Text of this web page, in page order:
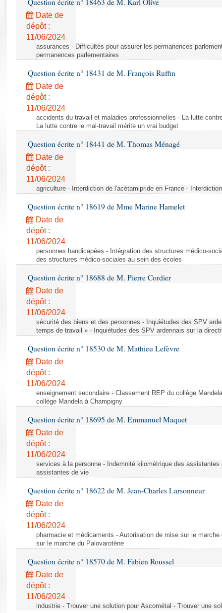
Rapports d'enquête
Rapports législatifs
Rapports sur l'application des lois
Baromètre de l’application des lois
Budget et sécurité sociale
Questions écrites et orales
Comptes rendus des débats
Question écrite n° 18463 de M. Karl Olive
Date de
dépôt :
11/06/2024
assurances - Difficultés pour assurer les permanences
permanences parlementaires
Question écrite n° 18431 de M. François Ruffin
Date de
dépôt :
11/06/2024
accidents du travail et maladies professionnelles - La lutte
La lutte contre le mal-travail mérite un vrai budget
Question écrite n° 18441 de M. Thomas Ménagé
Date de
dépôt :
11/06/2024
agriculture - Interdiction de l'acétamipride en France -
Question écrite n° 18619 de Mme Marine Hamelet
Date de
dépôt :
11/06/2024
personnes handicapées - Intégration des structures médico-
des structures médico-sociales au sein des écoles
Question écrite n° 18688 de M. Pierre Cordier
Date de
dépôt :
11/06/2024
sécurité des biens et des personnes - Inquiétudes des SPV
temps de travail » - Inquiétudes des SPV ardennais sur la
Question écrite n° 18530 de M. Mathieu Lefèvre
Date de
dépôt :
11/06/2024
enseignement secondaire - Classement REP du collège
collège Mandela à Champigny
Question écrite n° 18695 de M. Emmanuel Maquet
Date de
dépôt :
11/06/2024
services à la personne - Indemnité kilométrique des
assistantes de vie
Question écrite n° 18622 de M. Jean-Charles Larsonneur
Date de
dépôt :
11/06/2024
pharmacie et médicaments - Autorisation de mise sur le
sur le marche du Palovarotène
Question écrite n° 18570 de M. Fabien Roussel
Date de
dépôt :
11/06/2024
industrie - Trouver une solution pour Ascométal - Trouver une